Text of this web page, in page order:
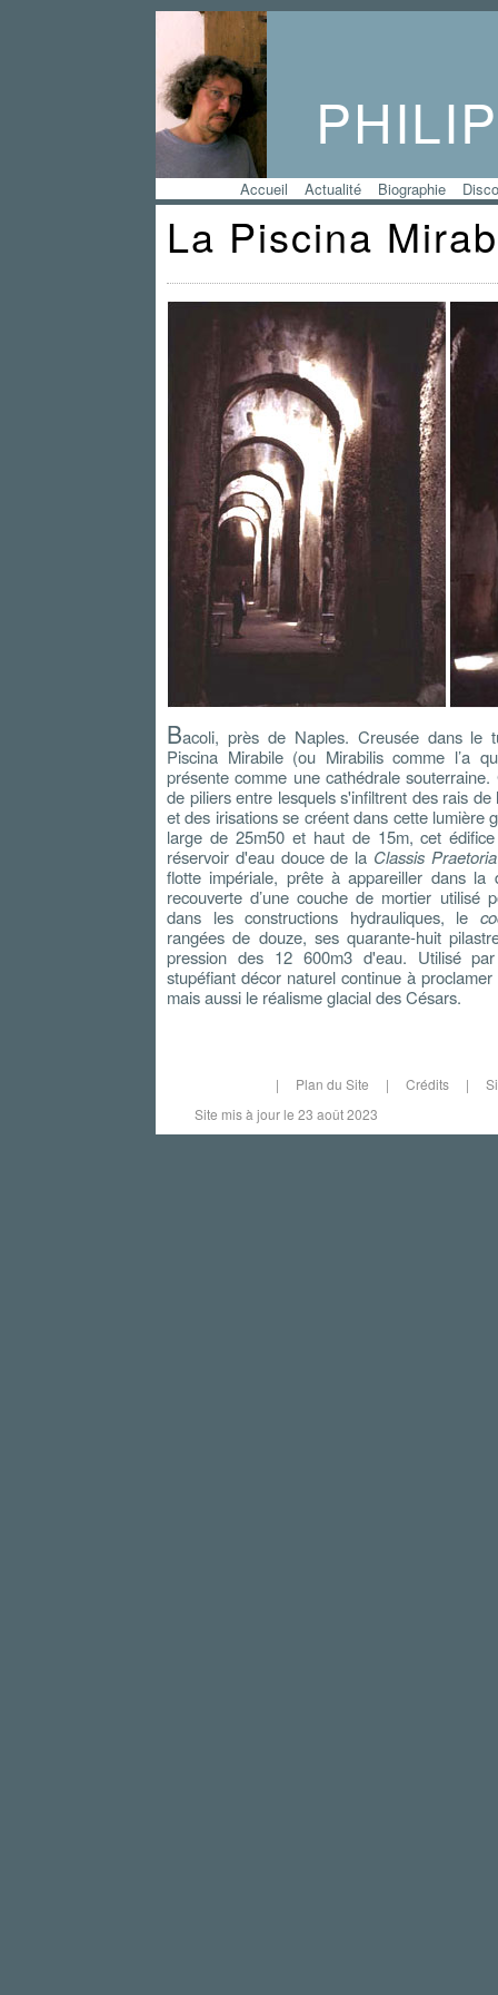
Accueil Actualité Biographie
La Piscina
Bacoli, près de Naples. Creusée dans le
Piscina Mirabile (ou Mirabilis comme l’a
présente comme une cathédrale
de piliers entre lesquels s'infiltrent des rais
et des irisations se créent dans cette lumière
large de 25m50 et haut de 15m, cet
réservoir d'eau douce de la Classis
flotte impériale, prête à appareiller dans la
recouverte d’une couche de mortier utilisé
dans les constructions hydrauliques, le
rangées de douze, ses quarante-huit
pression des 12 600m3 d'eau. Utilisé
stupéfiant décor naturel continue à
mais aussi le réalisme glacial des Césars.
| Plan du Site | Crédits |
Site mis à jour le 23 août 2023